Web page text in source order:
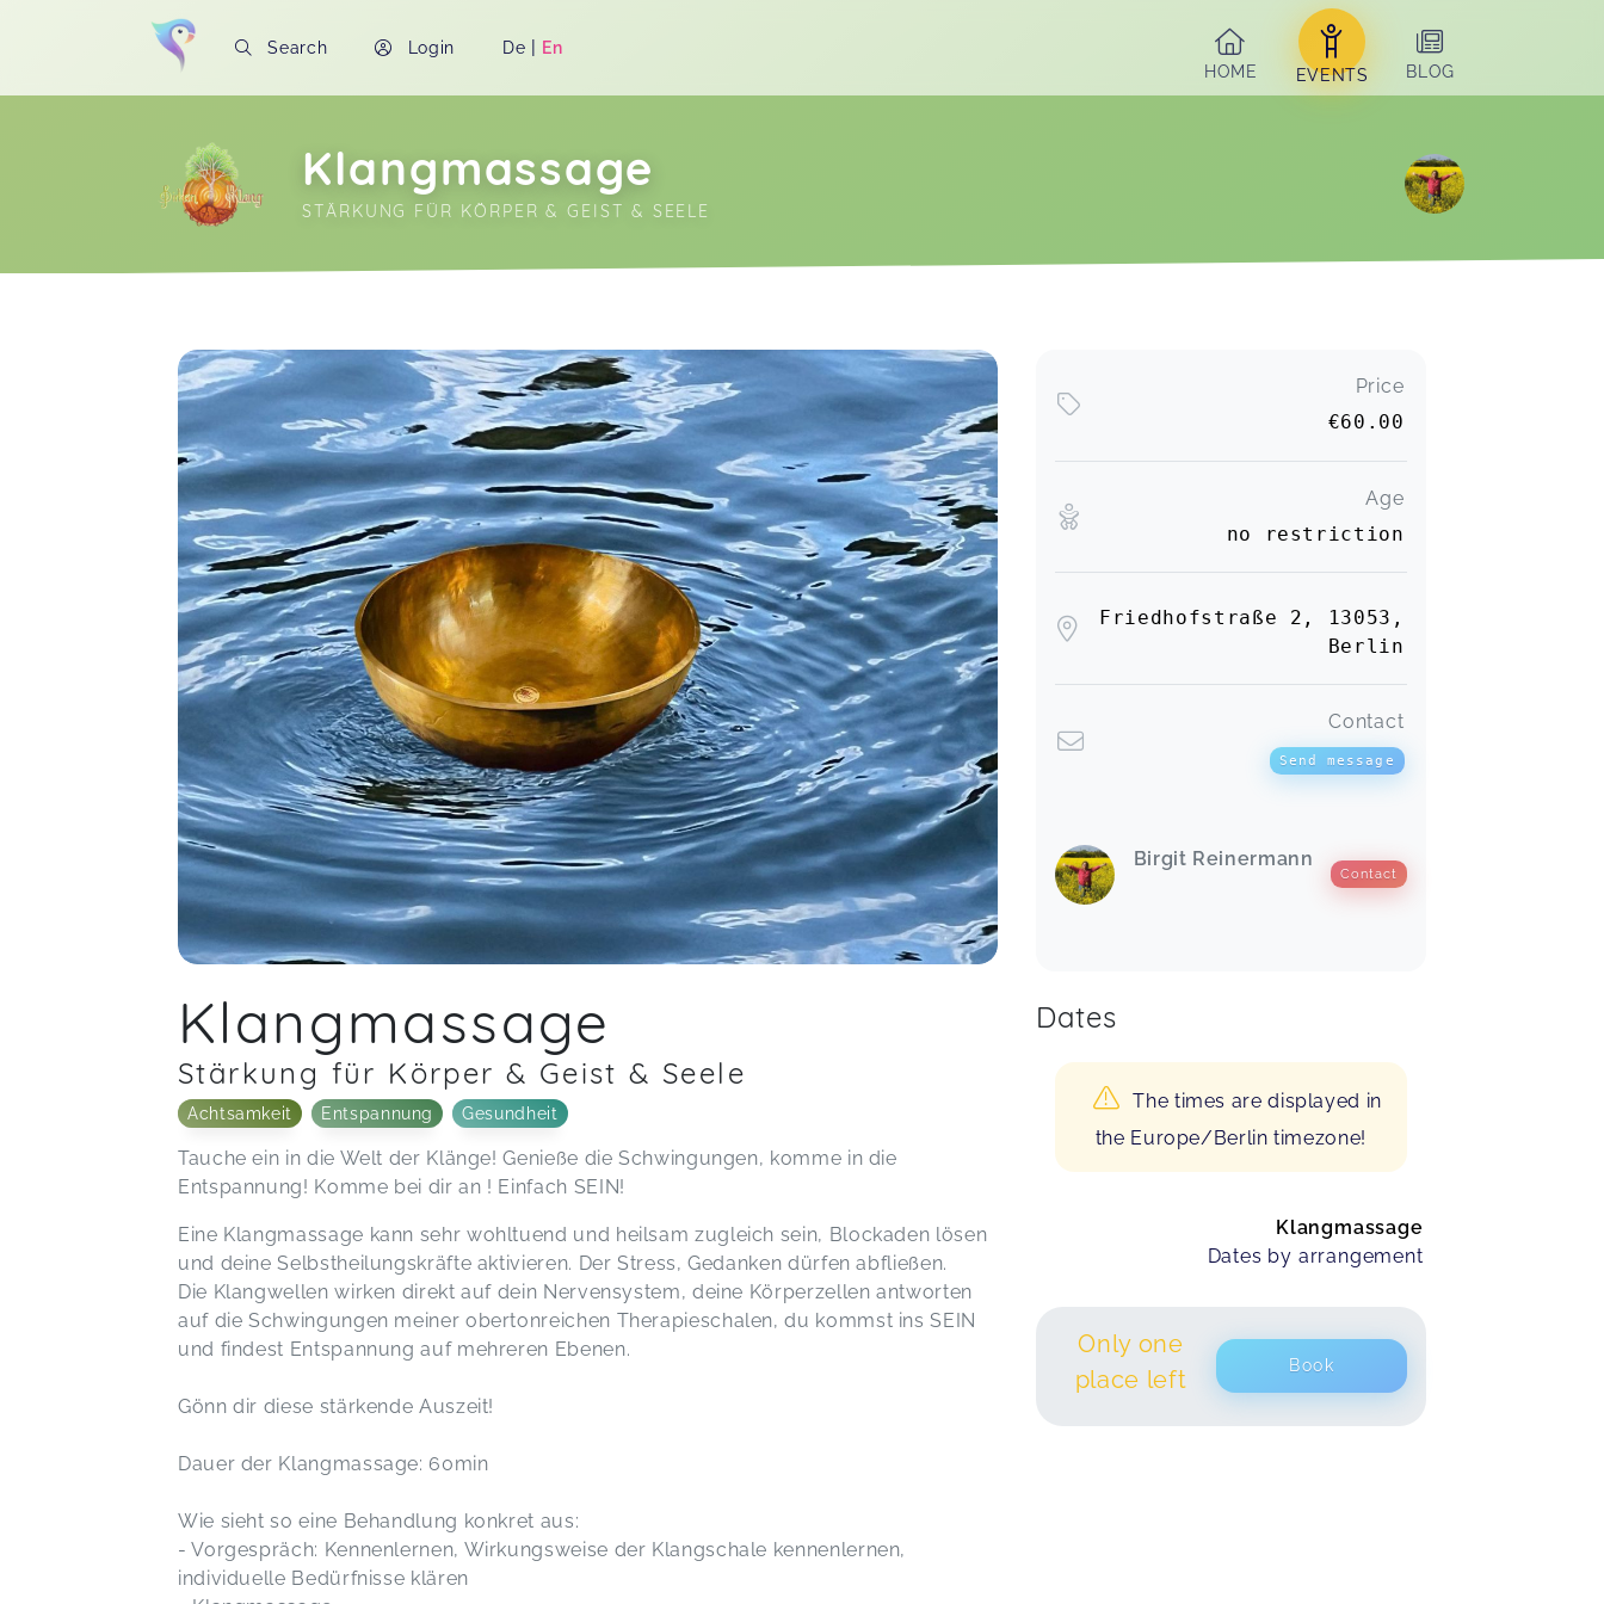
Search Login De | En
HOME
EVENTS BLOG
Klangmassage
STÄRKUNG FÜR KÖRPER & GEIST & SEELE
Klangmassage
Stärkung für Körper & Geist & Seele
Achtsamkeit Entspannung Gesundheit
Tauche ein in die Welt der Klänge! Genieße die Schwingungen, komme in die
Entspannung! Komme bei dir an ! Einfach SEIN!
Eine Klangmassage kann sehr wohltuend und heilsam zugleich sein, Blockaden lösen
und deine Selbstheilungskräfte aktivieren. Der Stress, Gedanken dürfen abfließen.
Die Klangwellen wirken direkt auf dein Nervensystem, deine Körperzellen antworten
auf die Schwingungen meiner obertonreichen Therapieschalen, du kommst ins SEIN
und findest Entspannung auf mehreren Ebenen.
Gönn dir diese stärkende Auszeit!
Dauer der Klangmassage: 60min
Wie sieht so eine Behandlung konkret aus:
- Vorgespräch: Kennenlernen, Wirkungsweise der Klangschale kennenlernen,
individuelle Bedürfnisse klären
Price
€60.00
Age
no restriction
Friedhofstraße 2, 13053,
Berlin
Contact
Send message
Birgit Reinermann
Contact
Dates
The times are displayed in
the Europe/Berlin timezone!
Klangmassage
Dates by arrangement
Only one
place left
Book